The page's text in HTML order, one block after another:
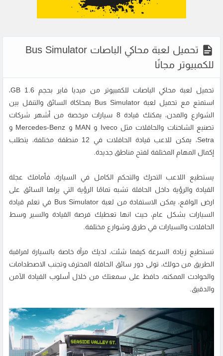
تحميل لعبة محاكي الباصات Bus Simulator
للكمبيوتر مجانًا
تحميل لعبة محاكي الباصات للكمبيوتر من ميديا فاير بحجم 1.6 GB،
استمتع مع تحميل لعبة Bus Simulator بمحاكاة السائق والتنقل بين
الشوارع والمدن، يمكنك قيادة 8 سيارات مرخصة من أشهر شركات
تصنيع الشاحنات والحافلات مثل Iveco و MAN و Mercedes-Benz و
Setra، يمكن للاعب قيادة الحافلات في 12 منطقة مختلفة، يتطلب
إكمال المهام المختلفة لفتح مناطق جديدة.
يستطيع اللاعب التحرك والتحكم الكامل في السيارة، فأمامك عجلة
القيادة والرؤية داخل الحافلة تشبه تمامًا الرؤية التي يراها السائق على
ارض الواقع، يمكن الاستفادة من لعبة Bus Simulator في تعلم قيادة
السيارات بشكل عام، حيث انها تعطيك فرصة القيادة والسير وسط
الحافلات والسيارات في طرق وشوارع مختلفة.
تستطيع زيادة السرعة كيفما شئت، لديك مرآة خاصة بالسيارة لمراقبة
الطريق من حولك، تولى دور سائق الحافلة المحترف وتجنب الاصطدامات
والحوادث الممكنه، حافظ على سمعتك من خلال أسلوب القيادة الآمن
والدقيق.